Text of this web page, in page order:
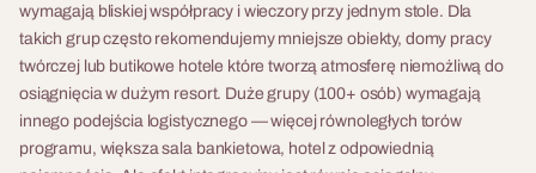
wymagają bliskiej współpracy i wieczory przy jednym stole. Dla
takich grup często rekomendujemy mniejsze obiekty, domy pracy
twórczej lub butikowe hotele które tworzą atmosferę niemożliwą do
osiągnięcia w dużym resort. Duże grupy (100+ osób) wymagają
innego podejścia logistycznego — więcej równoległych torów
programu, większa sala bankietowa, hotel z odpowiednią